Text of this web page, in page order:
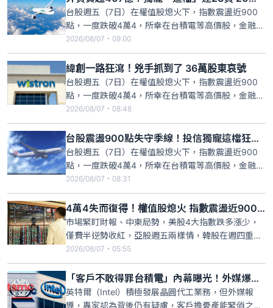
賣，自營商也倒貨2718張，受此衝擊，股價大跌
2.9%，收47
台股週五（7日）在權值股熄火下，指數震盪近900
點，一度跌破4萬4，所幸在台積電等高價股，金融與
塑膠等傳產逆揚下，終場指數收跌170點，失守季
線，而外資雖轉賣超407.16億元，卻反手大買逾20萬
股東的長榮航，不僅連23買，今買超放大到逾2萬
張，受此激勵，股價開低收高，終場大漲2.66%，收
44.4
2026/08/07・09:00
緯創一路狂瀉！兇手抓到了 36萬股東哀號
台股週五（7日）在權值股熄火下，指數震盪近900
點，一度跌破4萬4，所幸在台積電等高價股，金融與
塑膠等傳產逆揚下，終場指數收跌170點，失守季
線，而投信則轉賣超25.6億元，其中又以擁有逾36萬
股東的緯創最慘，一出手就砍逾萬張，受此影響，股
價不僅連3跌，今跌幅擴大到3.17%，收183.5元，短
短3
2026/08/07・08:48
台股震盪900點失守季線！投信獨寵這檔狂掃近7千張 24萬股東笑了
台股週五（7日）在權值股熄火下，指數震盪近900
點，一度跌破4萬4，所幸在台積電等高價股，金融與
塑膠等傳產逆揚下，終場指數收跌170點，失守季
線，而投信雖然轉賣超25.6億元，然卻對擁有逾24萬
股東的華航伸援手，一出手就買近7000張，受此激
勵，股價開低收高，終場漲1.58%，收22.5元，成交
額為
2026/08/07・08:31
4萬4失而復得！權值股熄火 指數震盪近900點收跌170點
市場緊盯財報、中東局勢，美股4大指數跌多漲少，
僅費半逆勢收紅，亞股週五兩樣情，韓股在週四重挫
逾4%後，今展開反彈，早盤漲近2%，然在賣單殺
出，指數一度翻黑，而日經早盤跌逾500點，然台股
受台積電ADR漲逾 1%激勵，週五在台積電、聯發、
力積電等開盤上漲，指數開盤漲53.49點，以
44450.19點開
2026/08/07・05:55
「客戶不敢得罪台積電」內幕曝光！外媒爆英特爾想搶單沒那麼簡單
英特爾（Intel）積極發展晶圓代工業務，但外媒報
導，專家認為背後仍有疑慮，客戶擔憂產能緊俏之